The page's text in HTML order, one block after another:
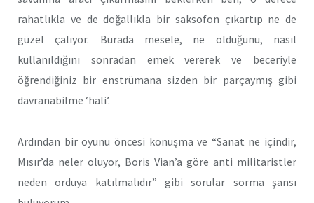
rahatlıkla ve de doğallıkla bir saksofon çıkartıp ne de
güzel çalıyor. Burada mesele, ne olduğunu, nasıl
kullanıldığını sonradan emek vererek ve beceriyle
öğrendiğiniz bir enstrümana sizden bir parçaymış gibi
davranabilme ‘hali’.
Ardından bir oyunu öncesi konuşma ve “Sanat ne içindir,
Mısır’da neler oluyor, Boris Vian’a göre anti militaristler
neden orduya katılmalıdır” gibi sorular sorma şansı